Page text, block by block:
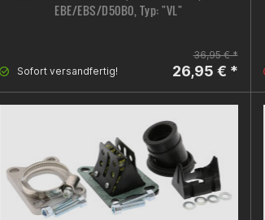
EBE/EBS/D50B0, Typ: "VL"
Sofort versandfertig!
36,95 € *
26,95 € *